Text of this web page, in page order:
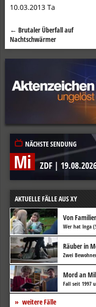
10.03.2013 Ta
Beitragsnavigation
← Brutaler Überfall auf
Nachtschwärmer
NÄCHSTE SENDUNG
Mi ZDF |
AKTUELLE FÄLLE AUS XY
Von
Wer hat Inga
Räuber in
Zwei
Mord an
Fall seit 1997
weitere Fälle